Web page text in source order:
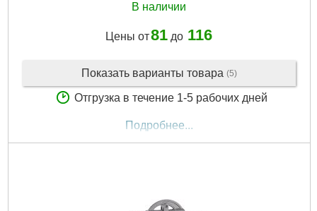
В наличии
Цены от81 до 116
Показать варианты товара (5)
Отгрузка в течение 1-5 рабочих дней
Подробнее...